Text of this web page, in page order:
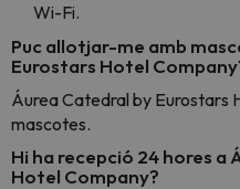
Wi-Fi.
Puc allotjar-me amb
Eurostars Hotel
Áurea Catedral by Eurostars
mascotes.
Hi ha recepció 24 hores a
Hotel Company?